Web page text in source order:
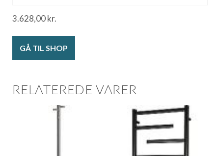
3.628,00kr.
GÅ TIL SHOP
RELATEREDE VARER